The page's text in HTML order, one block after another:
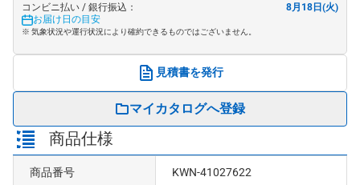
コンビニ払い / 銀行振込：
8月18日(火)
お届け日の目安
※ 気象状況や運行状況により確約できるものではございません。
見積書を発行
マイカタログへ登録
商品仕様
商品番号 KWN-41027622